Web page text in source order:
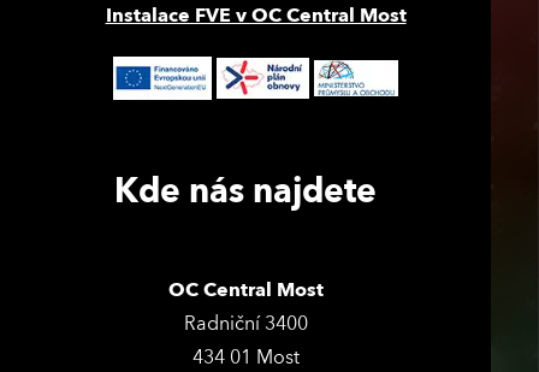
Instalace FVE v OC Central Most
Kde nás najdete
OC Central Most
Radniční 3400
434 01 Most